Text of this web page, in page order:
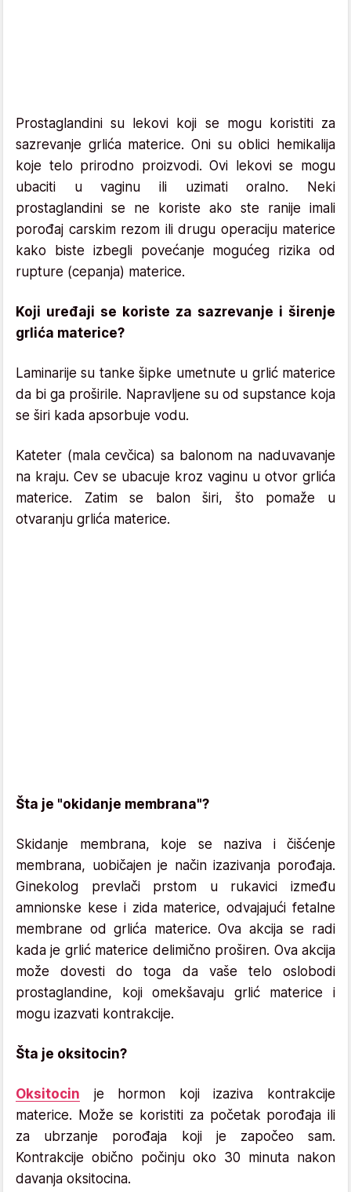
Prostaglandini su lekovi koji se mogu koristiti za
sazrevanje grlića materice. Oni su oblici hemikalija
koje telo prirodno proizvodi. Ovi lekovi se mogu
ubaciti u vaginu ili uzimati oralno. Neki
prostaglandini se ne koriste ako ste ranije imali
porođaj carskim rezom ili drugu operaciju materice
kako biste izbegli povećanje mogućeg rizika od
rupture (cepanja) materice.
Koji uređaji se koriste za sazrevanje i širenje
grlića materice?
Laminarije su tanke šipke umetnute u grlić materice
da bi ga proširile. Napravljene su od supstance koja
se širi kada apsorbuje vodu.
Kateter (mala cevčica) sa balonom na naduvavanje
na kraju. Cev se ubacuje kroz vaginu u otvor grlića
materice. Zatim se balon širi, što pomaže u
otvaranju grlića materice.
Šta je "okidanje membrana"?
Skidanje membrana, koje se naziva i čišćenje
membrana, uobičajen je način izazivanja porođaja.
Ginekolog prevlači prstom u rukavici između
amnionske kese i zida materice, odvajajući fetalne
membrane od grlića materice. Ova akcija se radi
kada je grlić materice delimično proširen. Ova akcija
može dovesti do toga da vaše telo oslobodi
prostaglandine, koji omekšavaju grlić materice i
mogu izazvati kontrakcije.
Šta je oksitocin?
Oksitocin je hormon koji izaziva kontrakcije
materice. Može se koristiti za početak porođaja ili
za ubrzanje porođaja koji je započeo sam.
Kontrakcije obično počinju oko 30 minuta nakon
davanja oksitocina.